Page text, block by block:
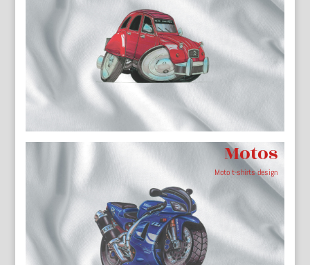
Motos
Moto t-shirts design